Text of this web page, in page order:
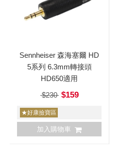
Sennheiser 森海塞爾 HD
5系列 6.3mm轉接頭
HD650適用
$230$159
★好康撿寶區
加入購物車